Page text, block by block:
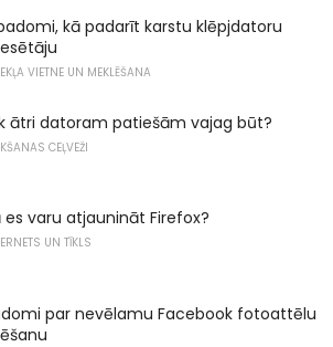
kā padarīt karstu klēpjdatoru
VIETNE UN MEKLĒŠANA
ātri datoram patiešām vajag būt?
CEĻVEŽI
es varu atjaunināt Firefox?
UN TĪKLS
par nevēlamu Facebook fotoattēlu